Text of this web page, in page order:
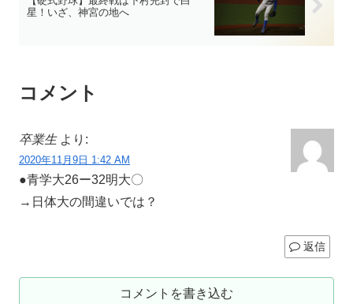
星！いざ、神宮の地へ
コメント
卒業生 より:
2020年11月9日 1:42 AM
●青学大26ー32明大〇
→日体大の間違いでは？
返信
コメントを書き込む